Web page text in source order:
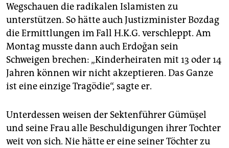
Wegschauen die radikalen Islamisten zu
unterstützen. So hätte auch Justizminister Bozdag
die Ermittlungen im Fall H.K.G. verschleppt. Am
Montag musste dann auch Erdoğan sein
Schweigen brechen: „Kinderheiraten mit 13 oder 14
Jahren können wir nicht akzeptieren. Das Ganze
ist eine einzige Tragödie“, sagte er.
Unterdessen weisen der Sektenführer Gümüşel
und seine Frau alle Beschuldigungen ihrer Tochter
weit von sich. Nie hätte er eine seiner Töchter zu